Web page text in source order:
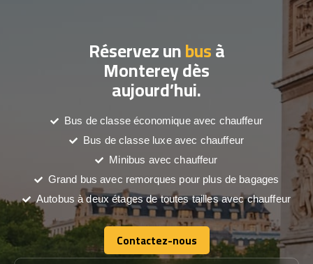
Réservez unbusà
Monterey dès
aujourd’hui.
Bus de classe économique avec chauffeur
Bus de classe luxe avec chauffeur
Minibus avec chauffeur
Grand bus avec remorques pour plus de bagages
Autobus à deux étages de toutes tailles avec chauffeur
Contactez-nous
Contactez-nous